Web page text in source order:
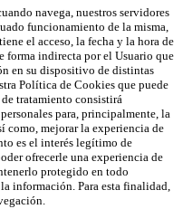
navega, nuestros servidores
funcionamiento de la misma,
el acceso, la fecha y la hora de
indirecta por el Usuario que
en su dispositivo de distintas
Política de Cookies que puede
tratamiento consistirá
para, principalmente, la
mejorar la experiencia de
es el interés legítimo de
ofrecerle una experiencia de
protegido en todo
información. Para esta finalidad,